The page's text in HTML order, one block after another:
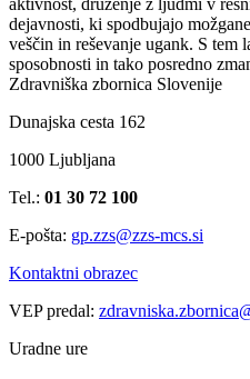
dejavnosti, ki spodbujajo
veščin in reševanje ugank. S
sposobnosti in tako posredno
Zdravniška zbornica Slovenije
Dunajska cesta 162
1000 Ljubljana
Tel.: 01 30 72 100
E-pošta: gp.zzs@zzs-mcs.si
Kontaktni obrazec
VEP predal:
Uradne ure